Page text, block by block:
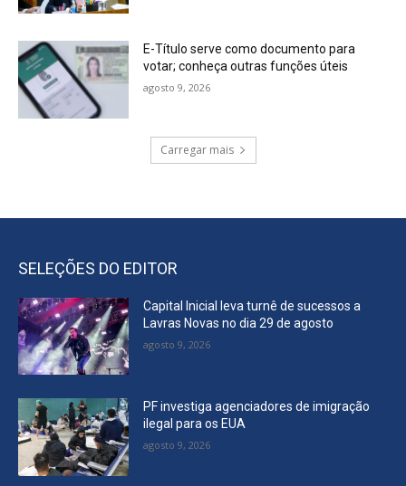
E-Título serve como documento para
votar; conheça outras funções úteis
agosto 9, 2026
Carregar mais
SELEÇÕES DO EDITOR
Capital Inicial leva turnê de sucessos a
Lavras Novas no dia 29 de agosto
agosto 9, 2026
PF investiga agenciadores de imigração
ilegal para os EUA
agosto 9, 2026